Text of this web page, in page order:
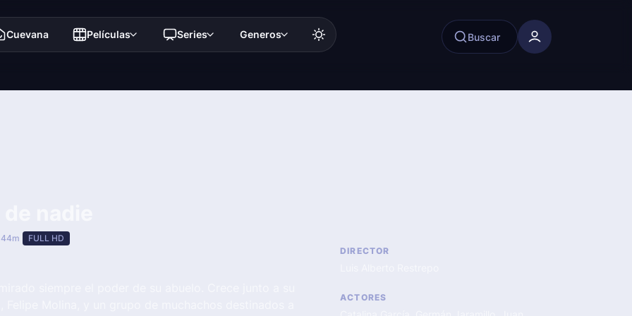
Cuevana Películas Series Generos Buscar
44m
FULL HD
DIRECTOR
ACTORES